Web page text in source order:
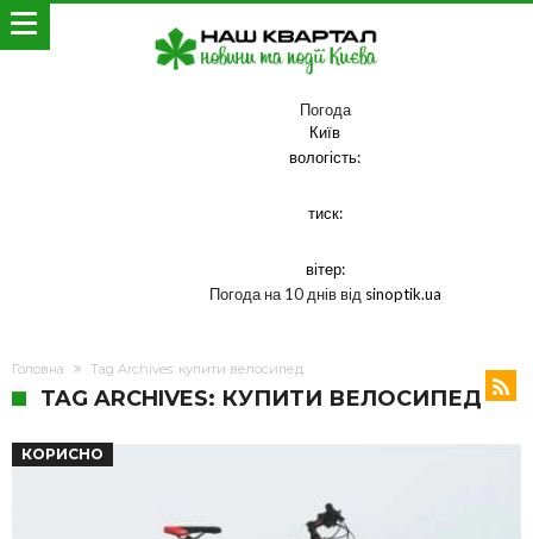
Погода
Київ
вологість:
тиск:
вітер:
Погода на 10 днів від sinoptik.ua
Головна Tag Archives: купити велосипед
TAG ARCHIVES: КУПИТИ ВЕЛОСИПЕД
КОРИСНО